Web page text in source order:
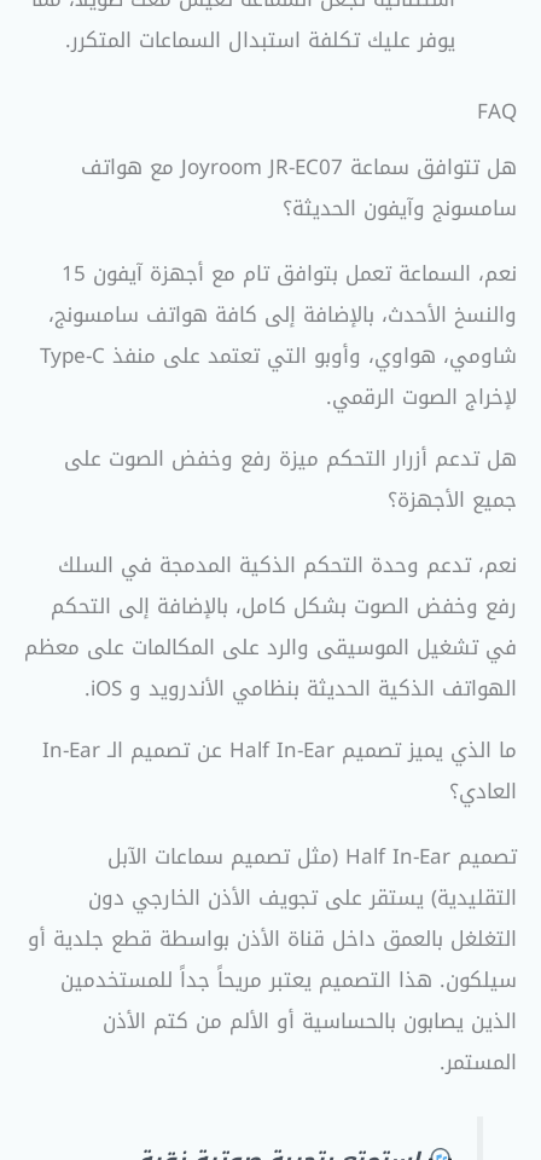
يوفر عليك تكلفة استبدال السماعات المتكرر.
FAQ
هل تتوافق سماعة Joyroom JR-EC07 مع هواتف
سامسونج وآيفون الحديثة؟
نعم، السماعة تعمل بتوافق تام مع أجهزة آيفون 15
والنسخ الأحدث، بالإضافة إلى كافة هواتف سامسونج،
شاومي، هواوي، وأوبو التي تعتمد على منفذ Type-C
لإخراج الصوت الرقمي.
هل تدعم أزرار التحكم ميزة رفع وخفض الصوت على
جميع الأجهزة؟
نعم، تدعم وحدة التحكم الذكية المدمجة في السلك
رفع وخفض الصوت بشكل كامل، بالإضافة إلى التحكم
في تشغيل الموسيقى والرد على المكالمات على معظم
الهواتف الذكية الحديثة بنظامي الأندرويد و iOS.
ما الذي يميز تصميم Half In-Ear عن تصميم الـ In-Ear
العادي؟
تصميم Half In-Ear (مثل تصميم سماعات الآبل
التقليدية) يستقر على تجويف الأذن الخارجي دون
التغلغل بالعمق داخل قناة الأذن بواسطة قطع جلدية أو
سيلكون. هذا التصميم يعتبر مريحاً جداً للمستخدمين
الذين يصابون بالحساسية أو الألم من كتم الأذن
المستمر.